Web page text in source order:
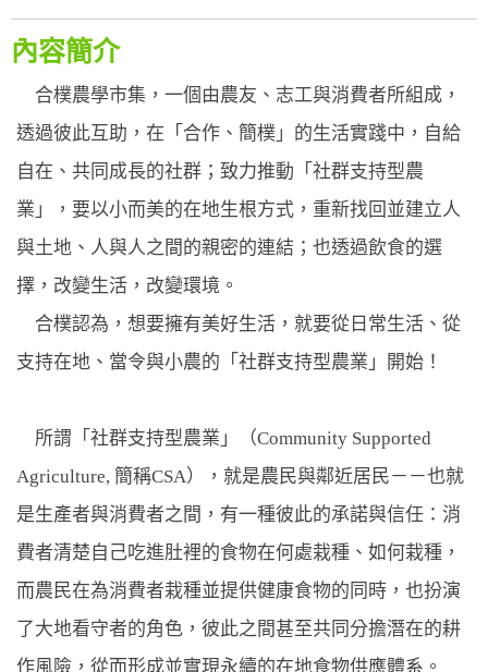
內容簡介
合樸農學市集，一個由農友、志工與消費者所組成，
透過彼此互助，在「合作、簡樸」的生活實踐中，自給
自在、共同成長的社群；致力推動「社群支持型農
業」，要以小而美的在地生根方式，重新找回並建立人
與土地、人與人之間的親密的連結；也透過飲食的選
擇，改變生活，改變環境。
合樸認為，想要擁有美好生活，就要從日常生活、從
支持在地、當令與小農的「社群支持型農業」開始！
所謂「社群支持型農業」（Community Supported
Agriculture, 簡稱CSA），就是農民與鄰近居民－－也就
是生產者與消費者之間，有一種彼此的承諾與信任：消
費者清楚自己吃進肚裡的食物在何處栽種、如何栽種，
而農民在為消費者栽種並提供健康食物的同時，也扮演
了大地看守者的角色，彼此之間甚至共同分擔潛在的耕
作風險，從而形成並實現永續的在地食物供應體系。